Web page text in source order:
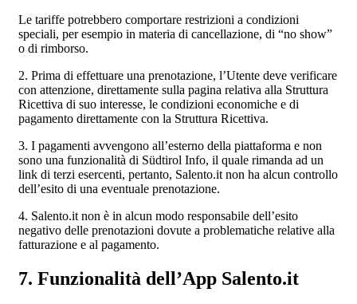
Le tariffe potrebbero comportare restrizioni a condizioni
speciali, per esempio in materia di cancellazione, di “no show”
o di rimborso.
2. Prima di effettuare una prenotazione, l’Utente deve verificare
con attenzione, direttamente sulla pagina relativa alla Struttura
Ricettiva di suo interesse, le condizioni economiche e di
pagamento direttamente con la Struttura Ricettiva.
3. I pagamenti avvengono all’esterno della piattaforma e non
sono una funzionalità di Südtirol Info, il quale rimanda ad un
link di terzi esercenti, pertanto, Salento.it non ha alcun controllo
dell’esito di una eventuale prenotazione.
4. Salento.it non è in alcun modo responsabile dell’esito
negativo delle prenotazioni dovute a problematiche relative alla
fatturazione e al pagamento.
7. Funzionalità dell’App Salento.it